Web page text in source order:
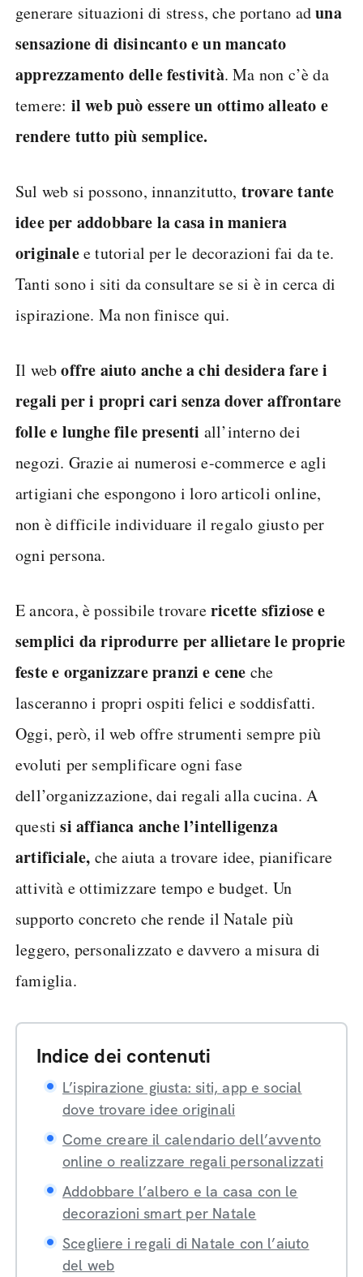
generare situazioni di stress, che portano aduna
sensazione di disincanto e un mancato
apprezzamento delle festività. Ma non c’è da
temere: il web può essere un ottimo alleato e
rendere tutto più semplice.
Sul web si possono, innanzitutto, trovare tante
idee per addobbare la casa in maniera
originalee tutorial per le decorazioni fai da te.
Tanti sono i siti da consultare se si è in cerca di
ispirazione. Ma non finisce qui.
Il weboffre aiuto anche a chi desidera fare i
regali per i propri cari senza dover affrontare
folle e lunghe file presenti all’interno dei
negozi. Grazie ai numerosi e-commerce e agli
artigiani che espongono i loro articoli online,
non è difficile individuare il regalo giusto per
ogni persona.
E ancora, è possibile trovarericette sfiziose e
semplici da riprodurre per allietare le proprie
feste e organizzare pranzi e cene che
lasceranno i propri ospiti felici e soddisfatti.
Oggi, però, il web offre strumenti sempre più
evoluti per semplificare ogni fase
dell’organizzazione, dai regali alla cucina. A
questisi affianca anche l’intelligenza
artificiale, che aiuta a trovare idee, pianificare
attività e ottimizzare tempo e budget. Un
supporto concreto che rende il Natale più
leggero, personalizzato e davvero a misura di
famiglia.
Indice dei contenuti
L’ispirazione giusta: siti, app e social
dove trovare idee originali
Come creare il calendario dell’avvento
online o realizzare regali personalizzati
Addobbare l’albero e la casa con le
decorazioni smart per Natale
Scegliere i regali di Natale con l’aiuto
del web